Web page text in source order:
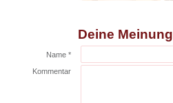
Deine Meinung
Name *
Kommentar